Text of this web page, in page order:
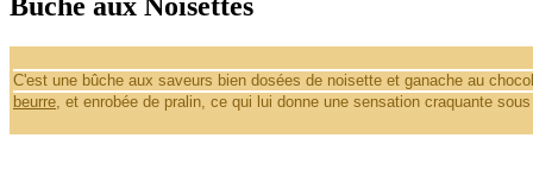
Bûche aux Noisettes
C'est une bûche aux saveurs bien dosées de noisette et ganache au
beurre, et enrobée de pralin, ce qui lui donne une sensation craquante